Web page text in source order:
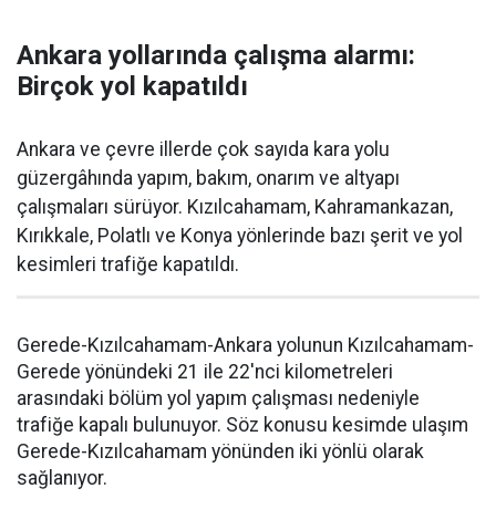
Ankara yollarında çalışma alarmı:
Birçok yol kapatıldı
Ankara ve çevre illerde çok sayıda kara yolu
güzergâhında yapım, bakım, onarım ve altyapı
çalışmaları sürüyor. Kızılcahamam, Kahramankazan,
Kırıkkale, Polatlı ve Konya yönlerinde bazı şerit ve yol
kesimleri trafiğe kapatıldı.
Gerede-Kızılcahamam-Ankara yolunun Kızılcahamam-
Gerede yönündeki 21 ile 22'nci kilometreleri
arasındaki bölüm yol yapım çalışması nedeniyle
trafiğe kapalı bulunuyor. Söz konusu kesimde ulaşım
Gerede-Kızılcahamam yönünden iki yönlü olarak
sağlanıyor.